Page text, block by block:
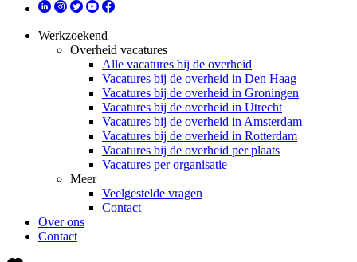
Werkzoekend
Overheid vacatures
Alle vacatures bij de overheid
Vacatures bij de overheid in Den Haag
Vacatures bij de overheid in Groningen
Vacatures bij de overheid in Utrecht
Vacatures bij de overheid in Amsterdam
Vacatures bij de overheid in Rotterdam
Vacatures bij de overheid per plaats
Vacatures per organisatie
Meer
Veelgestelde vragen
Contact
Over ons
Contact